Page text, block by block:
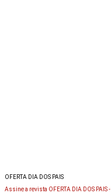
OFERTA DIA DOS PAIS
Assine a revista OFERTA DIA DOS PAIS -